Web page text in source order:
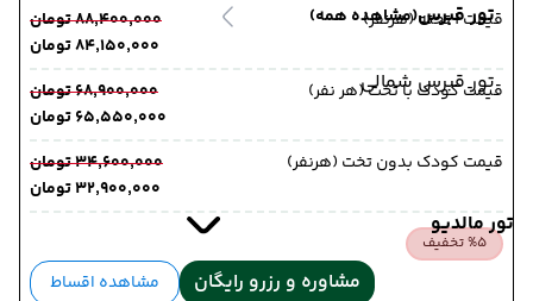
تور قبرس(مشاهده همه)
تور قبرس شمالی
تور مالدیو
قیمت 1 تخته (هرنفر)
۸۸٬۴۰۰٬۰۰۰ تومان
۸۴٬۱۵۰٬۰۰۰ تومان
قیمت کودک با تخت (هر نفر)
۶۸٬۹۰۰٬۰۰۰ تومان
۶۵٬۵۵۰٬۰۰۰ تومان
قیمت کودک بدون تخت (هرنفر)
۳۴٬۶۰۰٬۰۰۰ تومان
۳۲٬۹۰۰٬۰۰۰ تومان
%5 تخفیف
مشاوره و رزرو رایگان مشاهده اقساط